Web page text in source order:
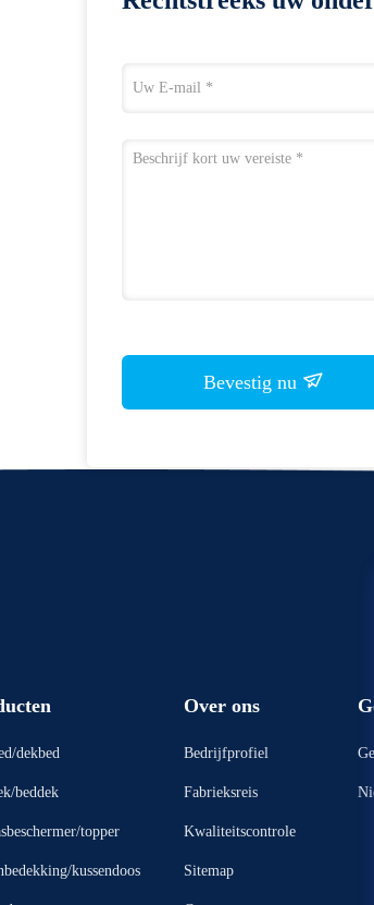
Bevestig nu
dekbed
beddek
topper
kussendoos
Over ons
Bedrijfprofiel
Fabrieksreis
Kwaliteitscontrole
Sitemap